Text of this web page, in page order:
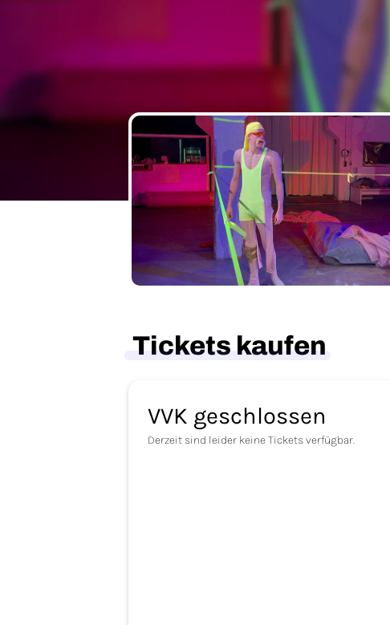
Tickets kaufen
VVK geschlossen
Derzeit sind leider keine Tickets verfügbar.